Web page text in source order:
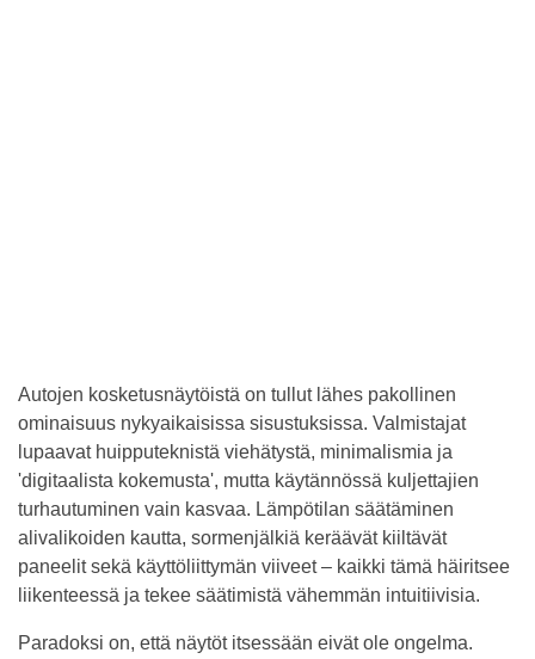
Autojen kosketusnäytöistä on tullut lähes pakollinen
ominaisuus nykyaikaisissa sisustuksissa. Valmistajat
lupaavat huipputeknistä viehätystä, minimalismia ja
'digitaalista kokemusta', mutta käytännössä kuljettajien
turhautuminen vain kasvaa. Lämpötilan säätäminen
alivalikoiden kautta, sormenjälkiä keräävät kiiltävät
paneelit sekä käyttöliittymän viiveet – kaikki tämä häiritsee
liikenteessä ja tekee säätimistä vähemmän intuitiivisia.
Paradoksi on, että näytöt itsessään eivät ole ongelma.